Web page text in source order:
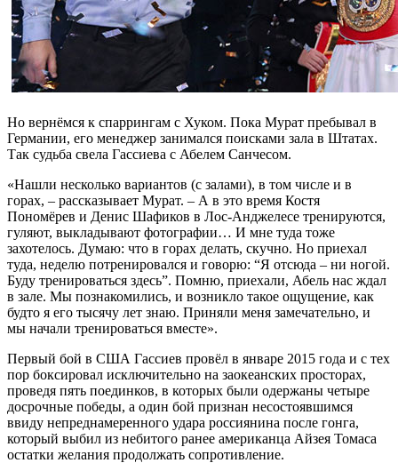
Но вернёмся к спаррингам с Хуком. Пока Мурат пребывал в
Германии, его менеджер занимался поисками зала в Штатах.
Так судьба свела Гассиева с Абелем Санчесом.
«Нашли несколько вариантов (с залами), в том числе и в
горах, – рассказывает Мурат. – А в это время Костя
Пономёрев и Денис Шафиков в Лос-Анджелесе тренируются,
гуляют, выкладывают фотографии… И мне туда тоже
захотелось. Думаю: что в горах делать, скучно. Но приехал
туда, неделю потренировался и говорю: “Я отсюда – ни ногой.
Буду тренироваться здесь”. Помню, приехали, Абель нас ждал
в зале. Мы познакомились, и возникло такое ощущение, как
будто я его тысячу лет знаю. Приняли меня замечательно, и
мы начали тренироваться вместе».
Первый бой в США Гассиев провёл в январе 2015 года и с тех
пор боксировал исключительно на заокеанских просторах,
проведя пять поединков, в которых были одержаны четыре
досрочные победы, а один бой признан несостоявшимся
ввиду непреднамеренного удара россиянина после гонга,
который выбил из небитого ранее американца Айзея Томаса
остатки желания продолжать сопротивление.